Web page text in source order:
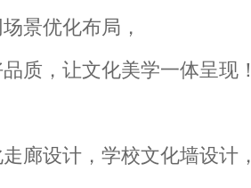
景优化布局，
质，让文化美学一体呈现！
廊设计，学校文化墙设计，